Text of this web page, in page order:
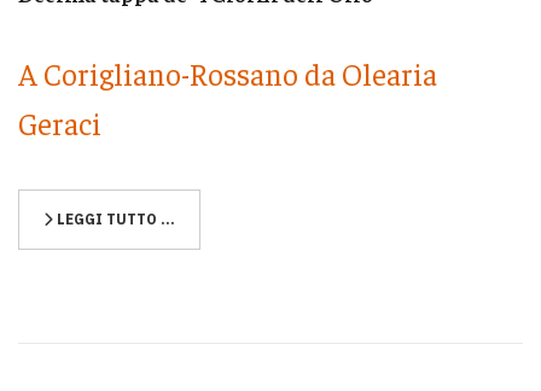
A Corigliano-Rossano da Olearia
Geraci
LEGGI TUTTO …